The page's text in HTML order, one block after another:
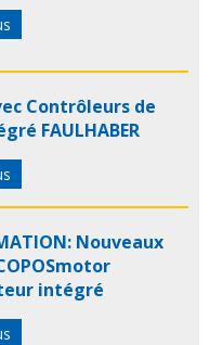
Contrôleurs de
FAULHABER
Nouveaux
intégré